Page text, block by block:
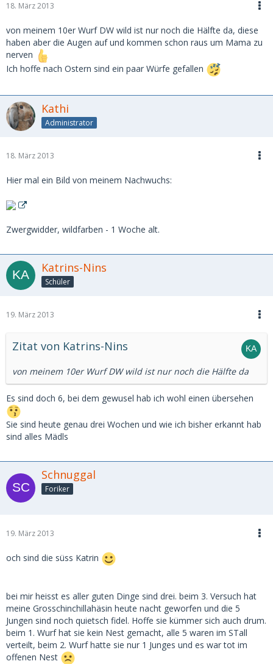
18. März 2013
von meinem 10er Wurf DW wild ist nur noch die Hälfte da, diese
haben aber die Augen auf und kommen schon raus um Mama zu
nerven
Ich hoffe nach Ostern sind ein paar Würfe gefallen
Kathi
Administrator
18. März 2013
Hier mal ein Bild von meinem Nachwuchs:
Zwergwidder, wildfarben - 1 Woche alt.
Katrins-Nins
Schüler
19. März 2013
Zitat von Katrins-Nins
von meinem 10er Wurf DW wild ist nur noch die Hälfte da
Es sind doch 6, bei dem gewusel hab ich wohl einen übersehen
Sie sind heute genau drei Wochen und wie ich bisher erkannt hab
sind alles Mädls
Schnuggal
Foriker
19. März 2013
och sind die süss Katrin
bei mir heisst es aller guten Dinge sind drei. beim 3. Versuch hat
meine Grosschinchillahäsin heute nacht geworfen und die 5
Jungen sind noch quietsch fidel. Hoffe sie kümmer sich auch drum.
beim 1. Wurf hat sie kein Nest gemacht, alle 5 waren im STall
verteilt, beim 2. Wurf hatte sie nur 1 Junges und es war tot im
offenen Nest